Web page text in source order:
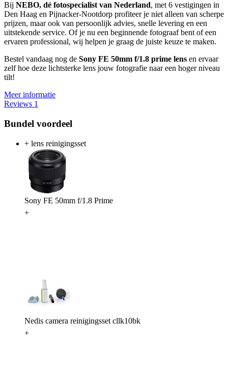
Bij NEBO, dé fotospecialist van Nederland, met 6 vestigingen in
Den Haag en Pijnacker-Nootdorp profiteer je niet alleen van scherpe
prijzen, maar ook van persoonlijk advies, snelle levering en een
uitstekende service. Of je nu een beginnende fotograaf bent of een
ervaren professional, wij helpen je graag de juiste keuze te maken.
Bestel vandaag nog de Sony FE 50mm f/1.8 prime lens en ervaar
zelf hoe deze lichtsterke lens jouw fotografie naar een hoger niveau
tilt!
Meer informatie
Reviews 1
Bundel voordeel
+ lens reinigingsset
Sony FE 50mm f/1.8 Prime
+
Nedis camera reinigingsset cllk10bk
+